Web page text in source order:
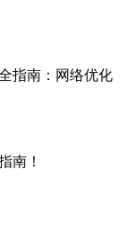
指南：网络优化
南！